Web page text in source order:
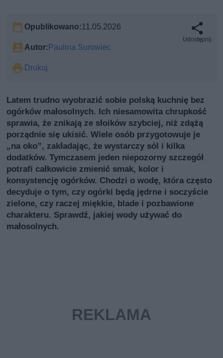
Opublikowano:11.05.2026
Autor:Paulina Surowiec
Drukuj
Udostępnij
Latem trudno wyobrazić sobie polską kuchnię bez
ogórków małosolnych. Ich niesamowita chrupkość
sprawia, że znikają ze słoików szybciej, niż zdążą
porządnie się ukisić. Wiele osób przygotowuje je
„na oko”, zakładając, że wystarczy sól i kilka
dodatków. Tymczasem jeden niepozorny szczegół
potrafi całkowicie zmienić smak, kolor i
konsystencję ogórków. Chodzi o wodę, która często
decyduje o tym, czy ogórki będą jędrne i soczyście
zielone, czy raczej miękkie, blade i pozbawione
charakteru. Sprawdź, jakiej wody używać do
małosolnych.